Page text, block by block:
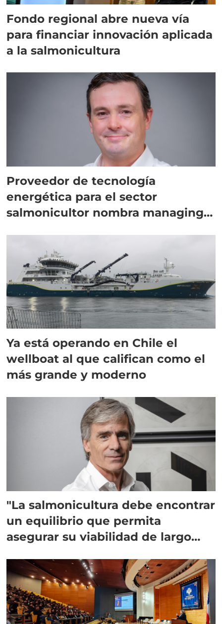
Fondo regional abre nueva vía
para financiar innovación aplicada
a la salmonicultura
Proveedor de tecnología
energética para el sector
salmonicultor nombra managing
Ya está operando en Chile el
wellboat al que califican como el
más grande y moderno
"La salmonicultura debe encontrar
un equilibrio que permita
asegurar su viabilidad de largo